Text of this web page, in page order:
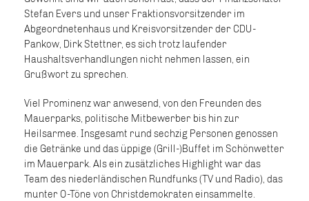
Stefan Evers und unser Fraktionsvorsitzender im
Abgeordnetenhaus und Kreisvorsitzender der CDU-
Pankow, Dirk Stettner, es sich trotz laufender
Haushaltsverhandlungen nicht nehmen lassen, ein
Grußwort zu sprechen.
Viel Prominenz war anwesend, von den Freunden des
Mauerparks, politische Mitbewerber bis hin zur
Heilsarmee. Insgesamt rund sechzig Personen genossen
die Getränke und das üppige (Grill-)Buffet im Schönwetter
im Mauerpark. Als ein zusätzliches Highlight war das
Team des niederländischen Rundfunks (TV und Radio), das
munter O-Töne von Christdemokraten einsammelte.